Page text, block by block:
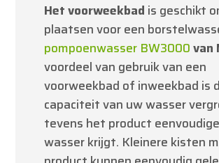
Het voorweekbad is geschikt
plaatsen voor een
pompoenwasser BW3000van
voordeel van gebruik van een
voorweekbad of inweekbad is
capaciteit van uw wasser
tevens het product
wasser krijgt. Kleinere kisten